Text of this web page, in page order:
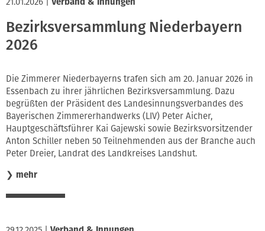
Bezirksversammlung Niederbayern
2026
Die Zimmerer Niederbayerns trafen sich am 20. Januar 2026 in
Essenbach zu ihrer jährlichen Bezirksversammlung. Dazu
begrüßten der Präsident des Landesinnungsverbandes des
Bayerischen Zimmererhandwerks (LIV) Peter Aicher,
Hauptgeschäftsführer Kai Gajewski sowie Bezirksvorsitzender
Anton Schiller neben 50 Teilnehmenden aus der Branche auch
Peter Dreier, Landrat des Landkreises Landshut.
❯ mehr